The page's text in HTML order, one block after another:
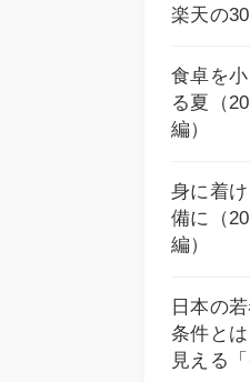
楽天の
食卓を
る夏（
編）
身に着
備に（
編）
日本の
条件と
見える「